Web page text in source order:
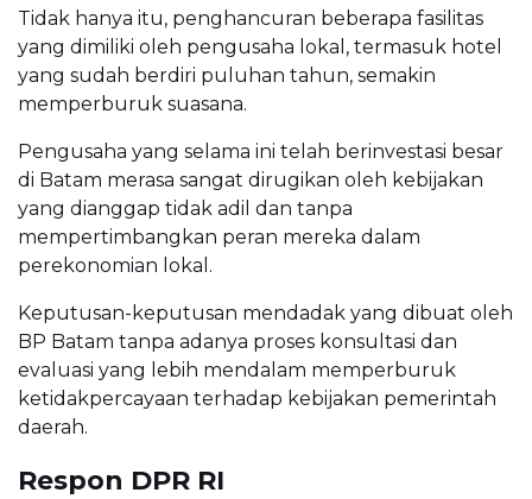
Tidak hanya itu, penghancuran beberapa fasilitas
yang dimiliki oleh pengusaha lokal, termasuk hotel
yang sudah berdiri puluhan tahun, semakin
memperburuk suasana.
Pengusaha yang selama ini telah berinvestasi besar
di Batam merasa sangat dirugikan oleh kebijakan
yang dianggap tidak adil dan tanpa
mempertimbangkan peran mereka dalam
perekonomian lokal.
Keputusan-keputusan mendadak yang dibuat oleh
BP Batam tanpa adanya proses konsultasi dan
evaluasi yang lebih mendalam memperburuk
ketidakpercayaan terhadap kebijakan pemerintah
daerah.
Respon DPR RI